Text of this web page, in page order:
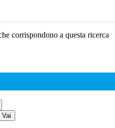
corrispondono a questa ricerca
Vai